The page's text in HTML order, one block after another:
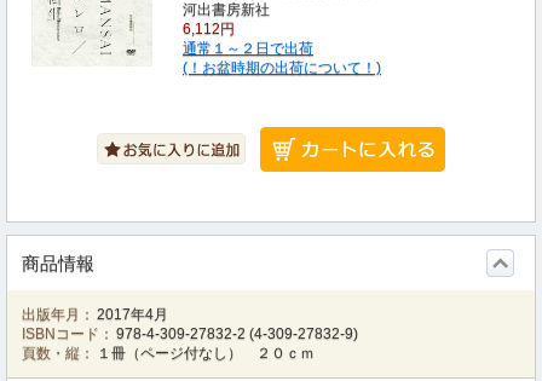
河出書房新社
6,112円
通常１～２日で出荷
(！お盆時期の出荷について！)
商品情報
出版年月： 2017年4月
ISBNコード： 978-4-309-27832-2 (4-309-27832-9)
頁数・縦：
１冊（ページ付なし） ２０ｃｍ